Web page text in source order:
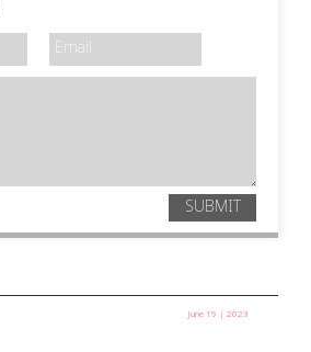
SUBMIT
June 19 | 2023